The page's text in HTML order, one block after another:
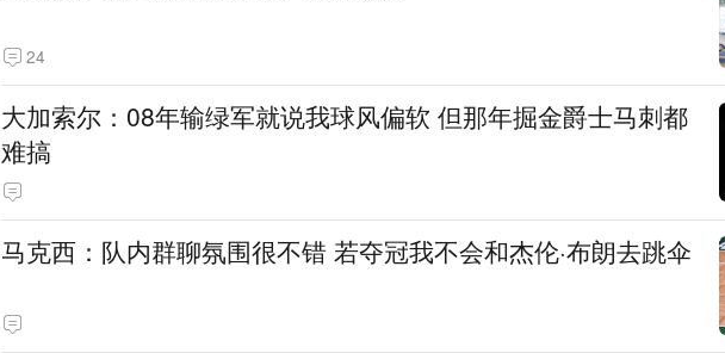
24
大加索尔：08年输绿军就说我球风偏软 但那年掘金爵士马刺都
难搞
马克西：队内群聊氛围很不错 若夺冠我不会和杰伦·布朗去跳伞